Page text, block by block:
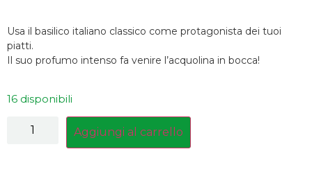
Usa il basilico italiano classico come protagonista dei tuoi
piatti.
Il suo profumo intenso fa venire l’acquolina in bocca!
16 disponibili
Aggiungi al carrello